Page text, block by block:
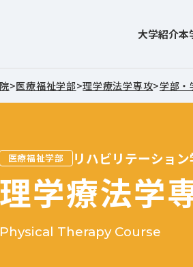
大学紹介本
>医療福祉学部>理学療法学専攻>学部・
医療福祉学部 リハビリテーション
理学療法学
Physical Therapy Course